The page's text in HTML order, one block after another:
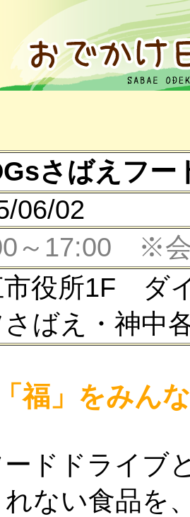
さばえフー
06/02
～17:00 ※会
役所1F ダ
ばえ・神中
福」をみん
ドドライブ
ない食品を